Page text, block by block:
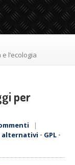
l’ecologia
per
|
alternativi • GPL •